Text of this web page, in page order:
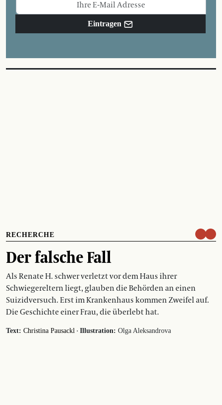
Eintragen
RECHERCHE
Der falsche Fall
Als Renate H. schwer verletzt vor dem Haus ihrer
Schwiegereltern liegt, glauben die Behörden an einen
Suizidversuch. Erst im Krankenhaus kommen Zweifel auf.
Die Geschichte einer Frau, die überlebt hat.
Text: Christina Pausackl · Illustration: Olga Aleksandrova